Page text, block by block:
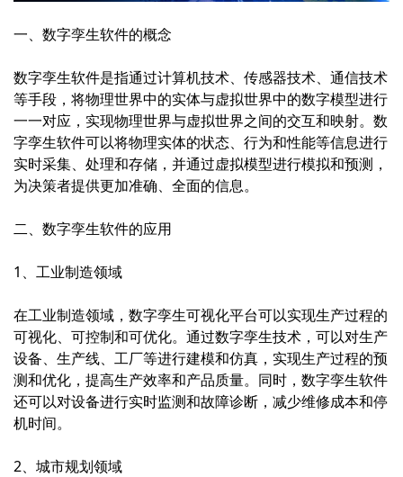
一、数字孪生软件的概念
数字孪生软件是指通过计算机技术、传感器技术、通信技术
等手段，将物理世界中的实体与虚拟世界中的数字模型进行
一一对应，实现物理世界与虚拟世界之间的交互和映射。数
字孪生软件可以将物理实体的状态、行为和性能等信息进行
实时采集、处理和存储，并通过虚拟模型进行模拟和预测，
为决策者提供更加准确、全面的信息。
二、数字孪生软件的应用
1、工业制造领域
在工业制造领域， 数字孪生可视化平台可以实现生产过程的
可视化、可控制和可优化。通过数字孪生技术，可以对生产
设备、生产线、工厂等进行建模和仿真，实现生产过程的预
测和优化，提高生产效率和产品质量。同时，数字孪生软件
还可以对设备进行实时监测和故障诊断，减少维修成本和停
机时间。
2、城市规划领域